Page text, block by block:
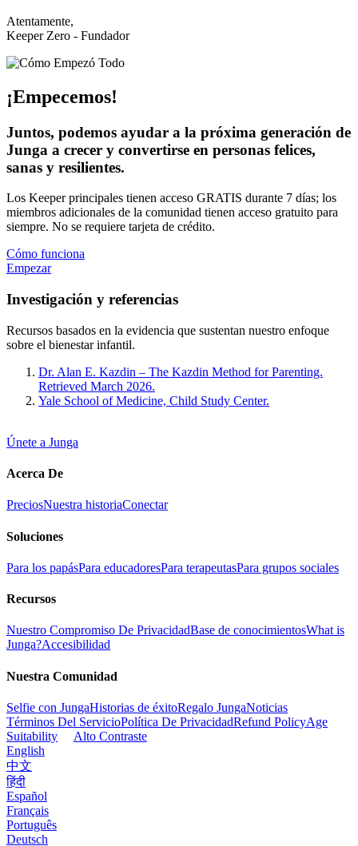
Atentamente,
Keeper Zero - Fundador
¡Empecemos!
Juntos, podemos ayudar a la próxima generación de
Junga a crecer y convertirse en personas felices,
sanas y resilientes.
Los Keeper principales tienen acceso GRATIS durante 7 días; los
miembros adicionales de la comunidad tienen acceso gratuito para
siempre. No se requiere tarjeta de crédito.
Cómo funciona
Empezar
Investigación y referencias
Recursos basados en la evidencia que sustentan nuestro enfoque
sobre el bienestar infantil.
Dr. Alan E. Kazdin – The Kazdin Method for Parenting.
Retrieved March 2026.
Yale School of Medicine, Child Study Center.
Únete a Junga
Acerca De
PreciosNuestra historiaConectar
Soluciones
Para los papásPara educadoresPara terapeutasPara grupos sociales
Recursos
Nuestro Compromiso De PrivacidadBase de conocimientosWhat is
Junga?Accesibilidad
Nuestra Comunidad
Selfie con JungaHistorias de éxitoRegalo JungaNoticias
Términos Del ServicioPolítica De PrivacidadRefund PolicyAge
Suitability
Alto Contraste
English
中文
हिंदी
Español
Français
Português
Deutsch